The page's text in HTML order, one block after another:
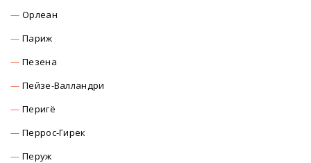
Орлеан
Париж
Пезена
Пейзе-Валландри
Перигё
Перрос-Гирек
Перуж